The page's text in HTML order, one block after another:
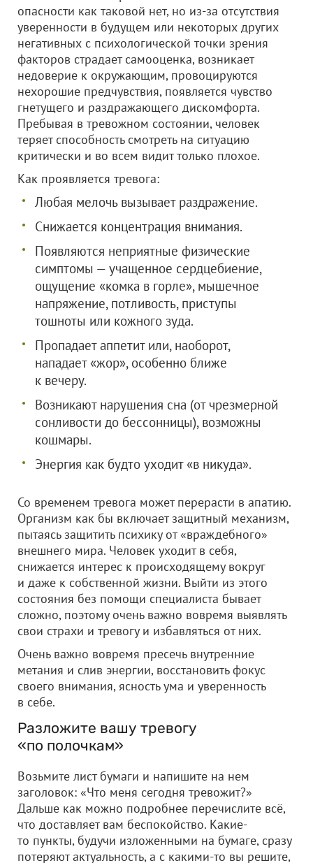
опасности как таковой нет, но из-за отсутствия
уверенности в будущем или некоторых других
негативных с психологической точки зрения
факторов страдает самооценка, возникает
недоверие к окружающим, провоцируются
нехорошие предчувствия, появляется чувство
гнетущего и раздражающего дискомфорта.
Пребывая в тревожном состоянии, человек
теряет способность смотреть на ситуацию
критически и во всем видит только плохое.
Как проявляется тревога:
Любая мелочь вызывает раздражение.
Снижается концентрация внимания.
Появляются неприятные физические
симптомы — учащенное сердцебиение,
ощущение «комка в горле», мышечное
напряжение, потливость, приступы
тошноты или кожного зуда.
Пропадает аппетит или, наоборот,
нападает «жор», особенно ближе
к вечеру.
Возникают нарушения сна (от чрезмерной
сонливости до бессонницы), возможны
кошмары.
Энергия как будто уходит «в никуда».
Со временем тревога может перерасти в апатию.
Организм как бы включает защитный механизм,
пытаясь защитить психику от «враждебного»
внешнего мира. Человек уходит в себя,
снижается интерес к происходящему вокруг
и даже к собственной жизни. Выйти из этого
состояния без помощи специалиста бывает
сложно, поэтому очень важно вовремя выявлять
свои страхи и тревогу и избавляться от них.
Очень важно вовремя пресечь внутренние
метания и слив энергии, восстановить фокус
своего внимания, ясность ума и уверенность
в себе.
Разложите вашу тревогу
«по полочкам»
Возьмите лист бумаги и напишите на нем
заголовок: «Что меня сегодня тревожит?»
Дальше как можно подробнее перечислите всё,
что доставляет вам беспокойство. Какие-
то пункты, будучи изложенными на бумаге, сразу
потеряют актуальность, а с какими-то вы решите,